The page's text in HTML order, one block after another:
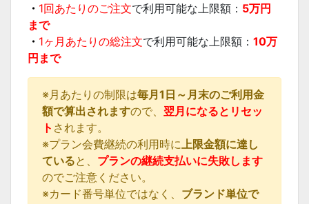
・ 1回あたりのご注文で利用可能な上限額： 5万円
まで
・ 1ヶ月あたりの総注文で利用可能な上限額： 10万
円まで
※月あたりの制限は毎月1日～月末のご利用金
額で算出されますので、 翌月になるとリセッ
ト されます。
※プラン会費継続の利用時に 上限金額に達し
ていると、 プランの継続支払いに失敗します
のでご注意ください。
※カード番号単位ではなく、 ブランド単位で